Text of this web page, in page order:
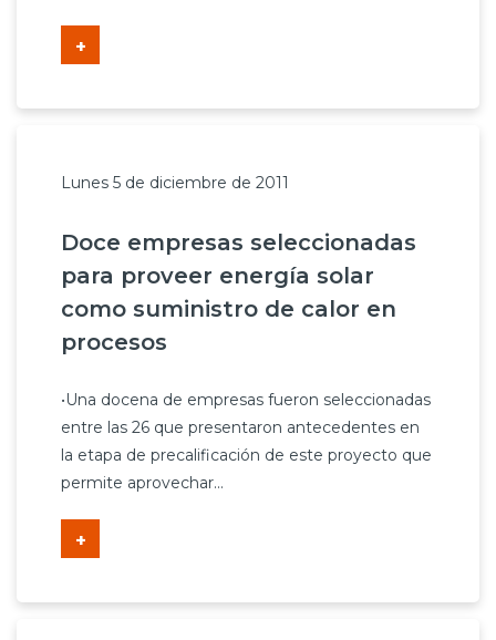
+
Lunes 5 de diciembre de 2011
Doce empresas seleccionadas
para proveer energía solar
como suministro de calor en
procesos
•Una docena de empresas fueron seleccionadas
entre las 26 que presentaron antecedentes en
la etapa de precalificación de este proyecto que
permite aprovechar...
+